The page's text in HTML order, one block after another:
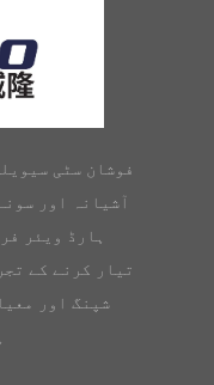
فوشان سٹی
آشیانہ اور
تیار کرنے کے
شپنگ اور